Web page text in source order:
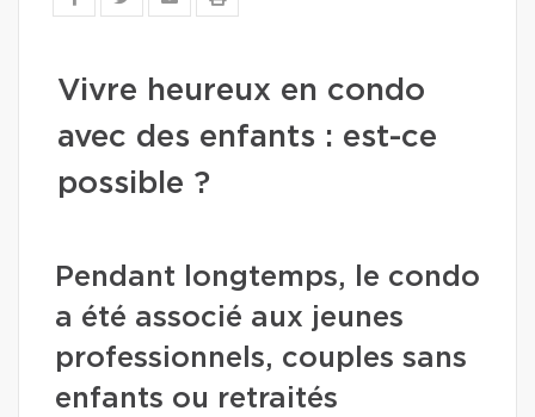
Vivre heureux en condo
avec des enfants : est-ce
possible ?
Pendant longtemps, le condo
a été associé aux jeunes
professionnels, couples sans
enfants ou retraités